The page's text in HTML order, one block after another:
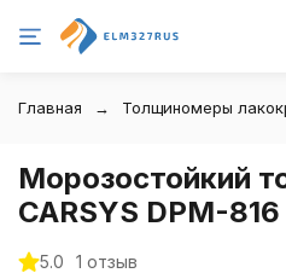
Главная Толщиномеры
Морозостойкий
CARSYS DPM-
5.0
1 отзыв